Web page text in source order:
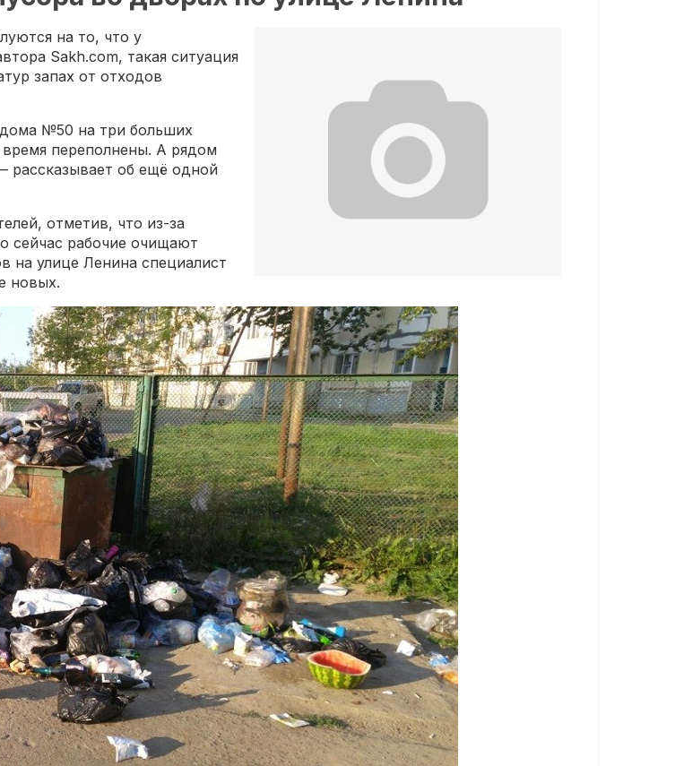
на то, что у
Sakh.com, такая ситуация
запах от отходов
№50 на три больших
переполнены. А рядом
рассказывает об ещё одной
отметив, что из-за
сейчас рабочие очищают
на улице Ленина специалист
новых.